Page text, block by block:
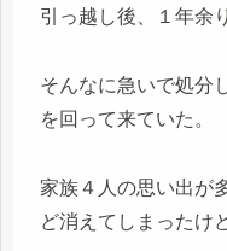
引っ越し後、１年余
そんなに急いで処分
を回って来ていた。
家族４人の思い出が
ど消えてしまったけ